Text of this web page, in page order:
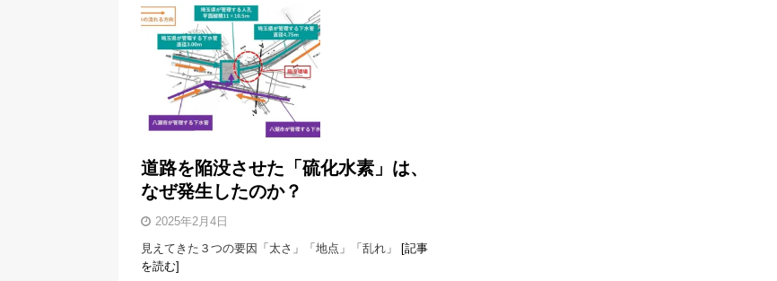
道路を陥没させた「硫化水素」は、
なぜ発生したのか？
2025年2月4日
見えてきた３つの要因「太さ」「地点」「乱れ」
[記事
を読む]